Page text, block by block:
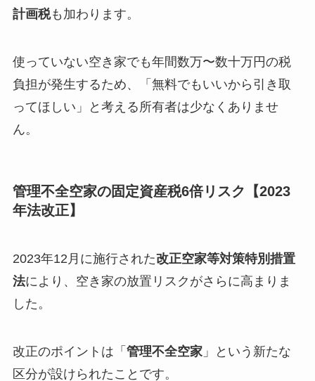
計画税も加わります。
使っていない空き家でも年間数万〜数十万円の税
負担が発生するため、「無料でもいいから引き取
ってほしい」と考える所有者は少なくありませ
ん。
管理不全空家の固定資産税6倍リスク【2023
年法改正】
2023年12月に施行された改正空家等対策特別措置
法により、空き家の放置リスクがさらに高まりま
した。
改正のポイントは「 管理不全空家」という新たな
区分が設けられたことです。